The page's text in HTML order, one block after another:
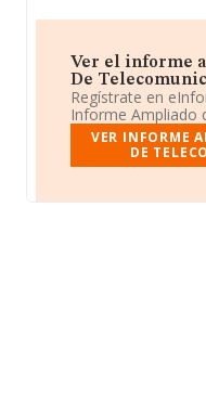
Ver el informe
De
Regístrate en
Informe Ampliado
VER INFORME
DE